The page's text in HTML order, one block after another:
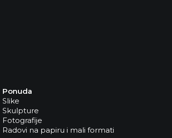
Ponuda
Slike
Skulpture
Fotografije
Radovi na papiru i mali formati